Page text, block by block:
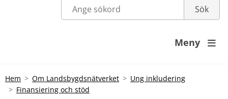
Meny 
Hem Om Landsbygdsnätverket
Ung inkludering
Finansiering och stöd